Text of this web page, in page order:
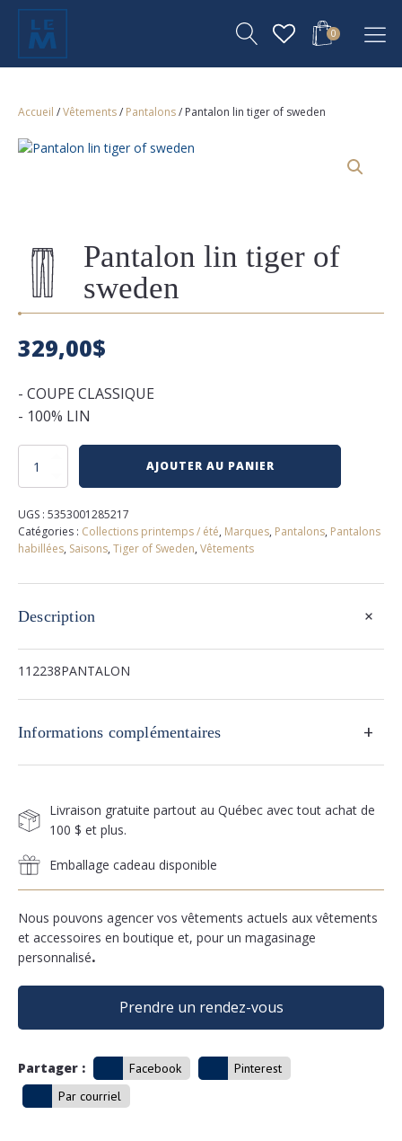
0
Accueil /Vêtements/ Pantalons/ Pantalon lin tiger of sweden
Pantalon lin tiger of
sweden
329,00$
- COUPE CLASSIQUE
- 100% LIN
quantité
lin
tiger
of
AJOUTER AU PANIER
UGS : 5353001285217
Catégories : Collections printemps / été, Marques, Pantalons, Pantalons
habillées, Saisons, Tiger of Sweden, Vêtements
Description +
112238PANTALON
Informations complémentaires +
Livraison gratuite partout au Québec avec tout achat de
100 $ et plus.
Emballage cadeau disponible
Nous pouvons agencer vos vêtements actuels aux vêtements
et accessoires en boutique et, pour un magasinage
personnalisé.
Prendre un rendez-vous
Partager : Facebook
Pinterest
Par courriel